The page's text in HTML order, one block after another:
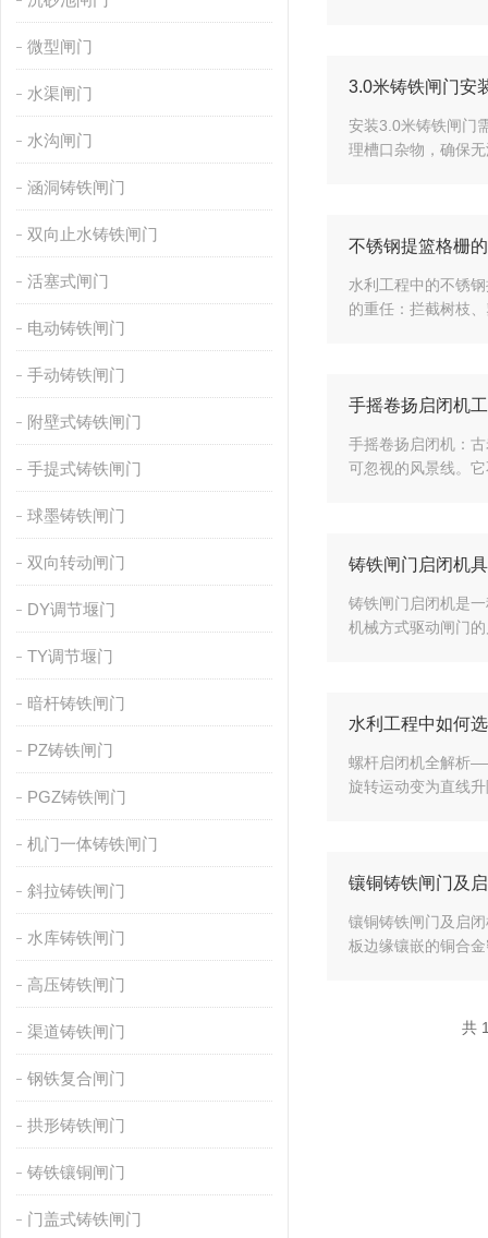
微型闸门
水渠闸门
水沟闸门
涵洞铸铁闸门
双向止水铸铁闸门
活塞式闸门
电动铸铁闸门
手动铸铁闸门
附壁式铸铁闸门
手提式铸铁闸门
球墨铸铁闸门
双向转动闸门
DY调节堰门
TY调节堰门
暗杆铸铁闸门
PZ铸铁闸门
PGZ铸铁闸门
机门一体铸铁闸门
斜拉铸铁闸门
水库铸铁闸门
高压铸铁闸门
渠道铸铁闸门
钢铁复合闸门
拱形铸铁闸门
铸铁镶铜闸门
门盖式铸铁闸门
3.0米铸铁闸门安
安装3.0米铸铁闸门
理槽口杂物，确保
不锈钢提篮格栅
水利工程中的不锈
的重任：拦截树枝
手摇卷扬启闭机
手摇卷扬启闭机：
可忽视的风景线。
铸铁闸门启闭机
铸铁闸门启闭机是
机械方式驱动闸门
水利工程中如何
螺杆启闭机全解析
旋转运动变为直线
镶铜铸铁闸门及
镶铜铸铁闸门及启
板边缘镶嵌的铜合
共